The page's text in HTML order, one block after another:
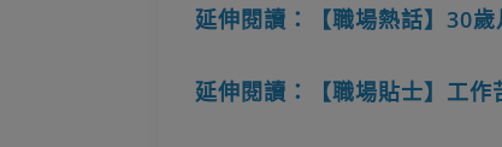
延伸閱讀：【職場熱話】30
延伸閱讀：【職場貼士】工